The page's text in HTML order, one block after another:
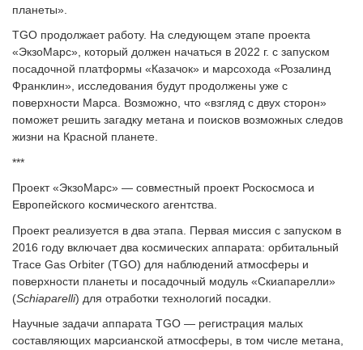
планеты».
TGO продолжает работу. На следующем этапе проекта
«ЭкзоМарс», который должен начаться в 2022 г. с запуском
посадочной платформы «Казачок» и марсохода «Розалинд
Франклин», исследования будут продолжены уже с
поверхности Марса. Возможно, что «взгляд с двух сторон»
поможет решить загадку метана и поисков возможных следов
жизни на Красной планете.
***
Проект «ЭкзоМарс» — совместный проект Роскосмоса и
Европейского космического агентства.
Проект реализуется в два этапа. Первая миссия с запуском в
2016 году включает два космических аппарата: орбитальный
Trace Gas Orbiter (TGO) для наблюдений атмосферы и
поверхности планеты и посадочный модуль «Скиапарелли»
(Schiaparelli) для отработки технологий посадки.
Научные задачи аппарата TGO — регистрация малых
составляющих марсианской атмосферы, в том числе метана,